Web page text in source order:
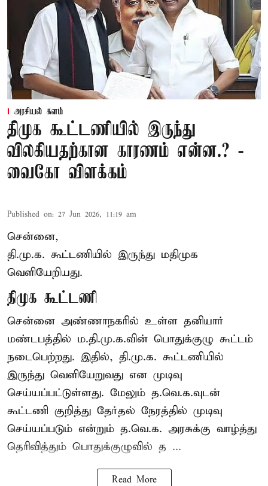
அரசியல் களம்
திமுக கூட்டணியில் இருந்து
விலகியதற்கான காரணம் என்ன.? -
வைகோ விளக்கம்
Published on: 27 Jun 2026, 11:19 am
சென்னை,
தி.மு.க. கூட்டணியில் இருந்து மதிமுக
வெளியேறியது.
திமுக கூட்டணி
சென்னை அண்ணாநகரில் உள்ள தனியார்
மண்டபத்தில் ம.தி.மு.க.வின் பொதுக்குழு கூட்டம்
நடைபெற்றது. இதில், தி.மு.க. கூட்டணியில்
இருந்து வெளியேறுவது என முடிவு
செய்யப்பட்டுள்ளது. மேலும் த.வெ.க.வுடன்
கூட்டணி குறித்து தேர்தல் நேரத்தில் முடிவு
செய்யப்படும் என்றும் த.வெ.க. அரசுக்கு வாழ்த்து
தெரிவித்தும் பொதுக்குழுவில் த ...
Read More